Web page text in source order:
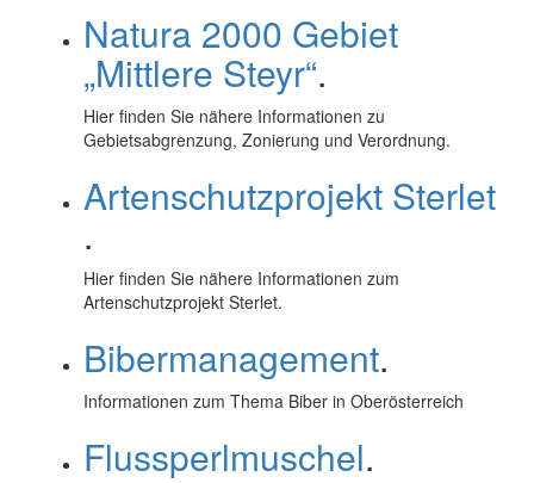
Natura 2000 Gebiet
„Mittlere Steyr“.
Hier finden Sie nähere Informationen zu
Gebietsabgrenzung, Zonierung und Verordnung.
Artenschutzprojekt Sterlet
.
Hier finden Sie nähere Informationen zum
Artenschutzprojekt Sterlet.
Bibermanagement.
Informationen zum Thema Biber in Oberösterreich
Flussperlmuschel.